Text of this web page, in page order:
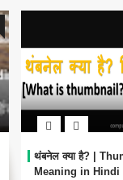
थंबनेल क्या है? |
Meaning in Hindi